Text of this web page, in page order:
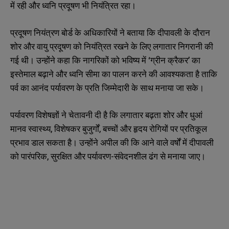
में रही और ध्वनि प्रदूषण भी नियंत्रित रहा।
प्रदूषण नियंत्रण बोर्ड के अधिकारियों ने बताया कि दीपावली के दौरान
शोर और वायु प्रदूषण को नियंत्रित रखने के लिए लगातार निगरानी की
गई थी। उन्होंने कहा कि नागरिकों को भविष्य में ‘ग्रीन क्रैकर’ का
इस्तेमाल बढ़ाने और ध्वनि सीमा का पालन करने की आवश्यकता है ताकि
पर्व का आनंद पर्यावरण के प्रति जिम्मेदारी के साथ मनाया जा सके।
पर्यावरण विशेषज्ञों ने चेतावनी दी है कि लगातार बढ़ता शोर और धुआं
मानव स्वास्थ्य, विशेषकर बुजुर्गों, बच्चों और हृदय रोगियों पर प्रतिकूल
प्रभाव डाल सकता है। उन्होंने अपील की कि आने वाले वर्षों में दीपावली
को पारंपरिक, सुरक्षित और पर्यावरण-संवेदनशील ढंग से मनाया जाए।